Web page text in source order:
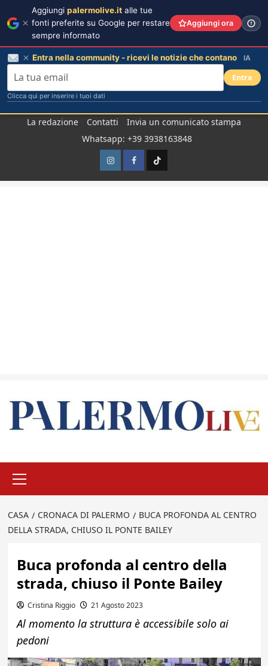
La redazione Contatti
Invia un comunicato stampa
Whatsapp: +39 3938163848
InstagramFacebook
TikTok
principale
CASA CRONACA DI PALERMO
BUCA PROFONDA AL CENTRO
DELLA STRADA, CHIUSO IL PONTE BAILEY
Buca profonda al centro della
strada, chiuso il Ponte Bailey
Cristina Riggio 21 Agosto 2023
Al momento la struttura è accessibile solo ai
pedoni
Aggiungi palermolive.it alle tue
fonti preferite su Google per restare
sempre informato
Aggiungi ora
Entra nella community - ricevi le notizie che contano IA
Entra
Clicca qui per inserire i tuoi dati